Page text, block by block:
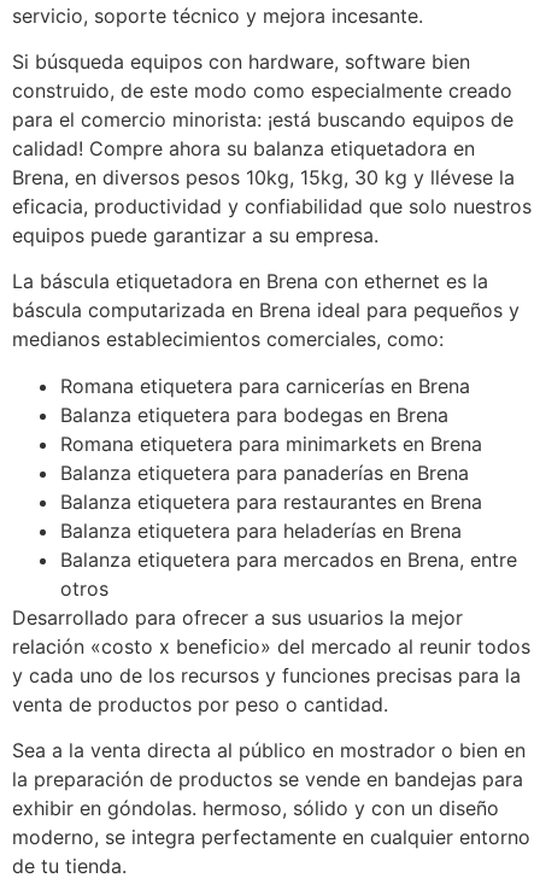
servicio, soporte técnico y mejora incesante.
Si búsqueda equipos con hardware, software bien
construido, de este modo como especialmente creado
para el comercio minorista: ¡está buscando equipos de
calidad! Compre ahora su balanza etiquetadora en
Brena, en diversos pesos 10kg, 15kg, 30 kg y llévese la
eficacia, productividad y confiabilidad que solo nuestros
equipos puede garantizar a su empresa.
La báscula etiquetadora en Brena con ethernet es la
báscula computarizada en Brena ideal para pequeños y
medianos establecimientos comerciales, como:
Romana etiquetera para carnicerías en Brena
Balanza etiquetera para bodegas en Brena
Romana etiquetera para minimarkets en Brena
Balanza etiquetera para panaderías en Brena
Balanza etiquetera para restaurantes en Brena
Balanza etiquetera para heladerías en Brena
Balanza etiquetera para mercados en Brena, entre
otros
Desarrollado para ofrecer a sus usuarios la mejor
relación «costo x beneficio» del mercado al reunir todos
y cada uno de los recursos y funciones precisas para la
venta de productos por peso o cantidad.
Sea a la venta directa al público en mostrador o bien en
la preparación de productos se vende en bandejas para
exhibir en góndolas. hermoso, sólido y con un diseño
moderno, se integra perfectamente en cualquier entorno
de tu tienda.